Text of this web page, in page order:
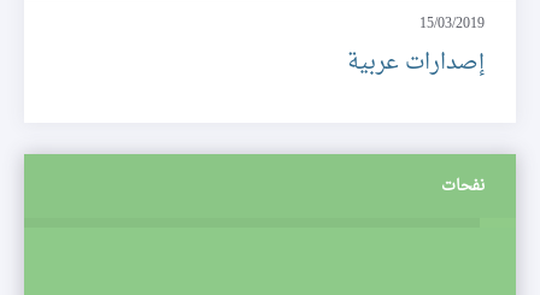
15/03/2019
إصدارات عربية
نفحات